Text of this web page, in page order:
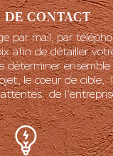
par mail, par
afin de détailler
déterminer ensemble
le coeur de cible,
de
DE CONTACT